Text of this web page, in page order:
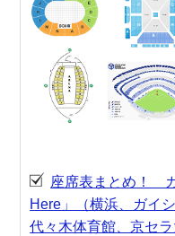
座席表まとめ！
Here」（横浜、ガイ
代々木体育館、京セラ